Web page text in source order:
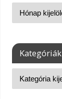
Kategóriák